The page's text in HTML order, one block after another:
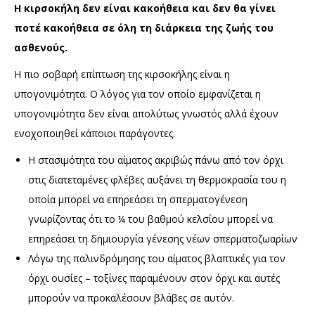
Η κιρσοκήλη δεν είναι κακοήθεια και δεν θα γίνει
ποτέ κακοήθεια σε όλη τη διάρκεια της ζωής του
ασθενούς.
Η πιο σοβαρή επίπτωση της κιρσοκήλης είναι η
υπογονιμότητα. Ο λόγος για τον οποίο εμφανίζεται η
υπογονιμότητα δεν είναι απολύτως γνωστός αλλά έχουν
ενοχοποιηθεί κάποιοι παράγοντες.
Η στασιμότητα του αίματος ακριβώς πάνω από τον όρχι
στις διατεταμένες φλέβες αυξάνει τη θερμοκρασία του η
οποία μπορεί να επηρεάσει τη σπερματογένεση
γνωρίζοντας ότι το ¼ του βαθμού κελσίου μπορεί να
επηρεάσει τη δημιουργία γένεσης νέων σπερματοζωαρίων
Λόγω της παλινδρόμησης του αίματος βλαπτικές για τον
όρχι ουσίες – τοξίνες παραμένουν στον όρχι και αυτές
μπορούν να προκαλέσουν βλάβες σε αυτόν.